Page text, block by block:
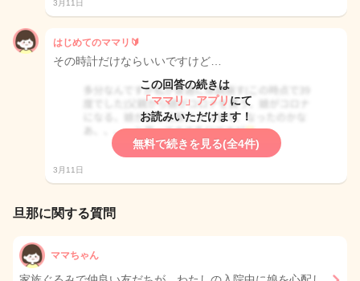
3月11日
はじめてのママリ🔰
その時計だけならいいですけど…
この回答の続きは
「ママリ」アプリ にて
お読みいただけます！
無料で続きを見る(全4件)
3月11日
旦那に関する質問
ママちゃん